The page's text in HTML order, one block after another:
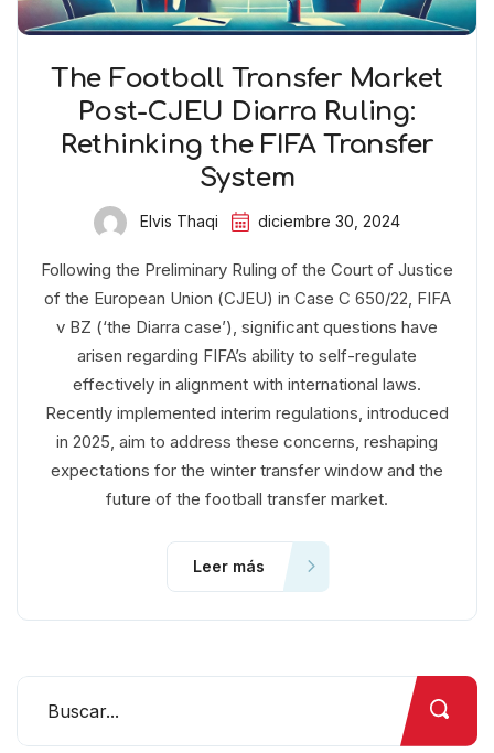
The Football Transfer Market
Post-CJEU Diarra Ruling:
Rethinking the FIFA Transfer
System
Elvis Thaqi diciembre 30, 2024
Following the Preliminary Ruling of the Court of Justice
of the European Union (CJEU) in Case C 650/22, FIFA
v BZ (‘the Diarra case’), significant questions have
arisen regarding FIFA’s ability to self-regulate
effectively in alignment with international laws.
Recently implemented interim regulations, introduced
in 2025, aim to address these concerns, reshaping
expectations for the winter transfer window and the
future of the football transfer market.
Leer más